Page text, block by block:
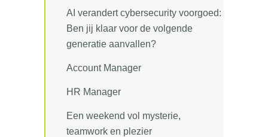
AI verandert cybersecurity voorgoed:
Ben jij klaar voor de volgende
generatie aanvallen?
Account Manager
HR Manager
Een weekend vol mysterie,
teamwork en plezier